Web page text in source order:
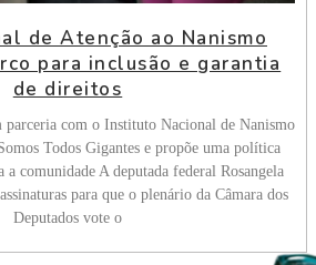
de Atenção ao Nanismo
para inclusão e garantia
de direitos
com o Instituto Nacional de Nanismo
Todos Gigantes e propõe uma política
a comunidade A deputada federal Rosangela
para que o plenário da Câmara dos
Deputados vote o